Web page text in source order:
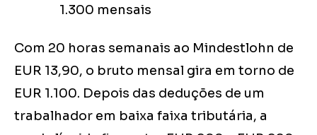
1.300 mensais
Com 20 horas semanais ao Mindestlohn de
EUR 13,90, o bruto mensal gira em torno de
EUR 1.100. Depois das deduções de um
trabalhador em baixa faixa tributária, a